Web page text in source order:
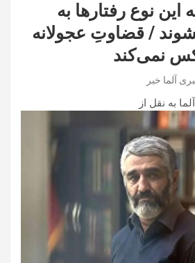
این نوع رفتار‌ها به
/ قضاوتِ عجولانه
نمی‌کند
آلما خبر
به نقل از